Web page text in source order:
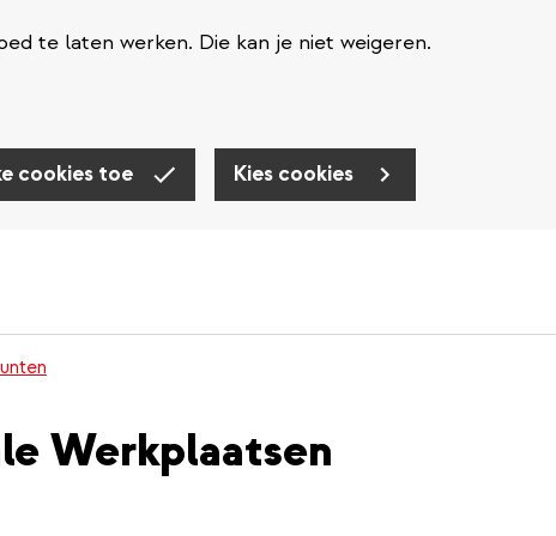
te laten werken. Die kan je niet weigeren.
cookies toe Kies cookies
Werkplaatsen